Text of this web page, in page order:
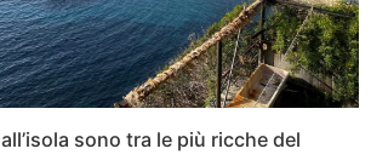
sono tra le più ricche del